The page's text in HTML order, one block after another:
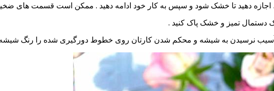
، اجازه دهید تا خشک شود و سپس به کار خود ادامه دهید . ممکن است قسمت های
دستمال تمیز و خشک پاک کنید .
نرسیدن به شیشه و محکم شدن کارتان روی خطوط دورگیری شده را رنگ شیشه